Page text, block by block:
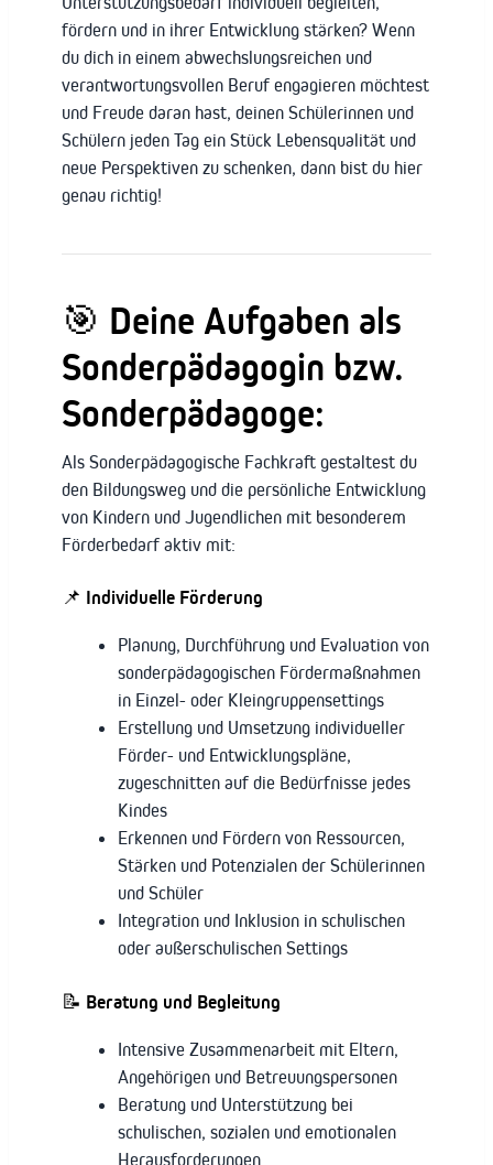
fördern und in ihrer Entwicklung stärken? Wenn
du dich in einem abwechslungsreichen und
verantwortungsvollen Beruf engagieren möchtest
und Freude daran hast, deinen Schülerinnen und
Schülern jeden Tag ein Stück Lebensqualität und
neue Perspektiven zu schenken, dann bist du hier
genau richtig!
🎯 Deine Aufgaben als
Sonderpädagogin bzw.
Sonderpädagoge:
Als Sonderpädagogische Fachkraft gestaltest du
den Bildungsweg und die persönliche Entwicklung
von Kindern und Jugendlichen mit besonderem
Förderbedarf aktiv mit:
📌 Individuelle Förderung
Planung, Durchführung und Evaluation von
sonderpädagogischen Fördermaßnahmen
in Einzel- oder Kleingruppensettings
Erstellung und Umsetzung individueller
Förder- und Entwicklungspläne,
zugeschnitten auf die Bedürfnisse jedes
Kindes
Erkennen und Fördern von Ressourcen,
Stärken und Potenzialen der Schülerinnen
und Schüler
Integration und Inklusion in schulischen
oder außerschulischen Settings
📝 Beratung und Begleitung
Intensive Zusammenarbeit mit Eltern,
Angehörigen und Betreuungspersonen
Beratung und Unterstützung bei
schulischen, sozialen und emotionalen
Herausforderungen